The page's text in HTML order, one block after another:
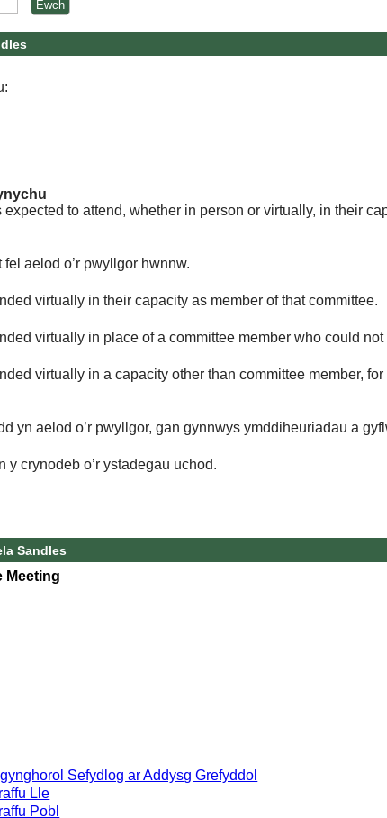
to attend, whether in person or virtually, in their
aelod o’r pwyllgor hwnnw.
virtually in their capacity as member of that committee.
virtually in place of a committee member who could not
virtually in a capacity other than committee member,
yn aelod o’r pwyllgor, gan gynnwys ymddiheuriadau a
y crynodeb o’r ystadegau uchod.
Sandles
Meeting
Sefydlog ar Addysg Grefyddol
Lle
Pobl